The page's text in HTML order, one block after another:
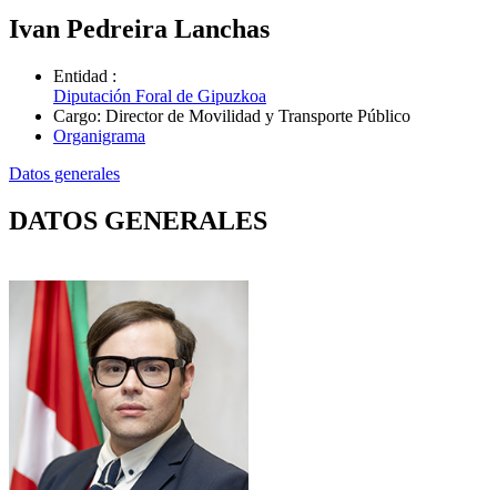
Ivan Pedreira Lanchas
Entidad :
Diputación Foral de Gipuzkoa
Cargo: Director de Movilidad y Transporte Público
Organigrama
Datos generales
DATOS GENERALES